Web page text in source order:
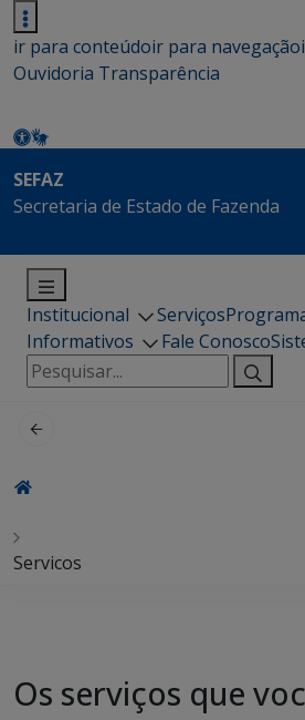
ir para conteúdoir para navegação
Ouvidoria Transparência
SEFAZ
Secretaria de Estado de Fazenda
Institucional Serviços
Informativos
Fale Conosco
Pesquisar
por:
Servicos
Os serviços que